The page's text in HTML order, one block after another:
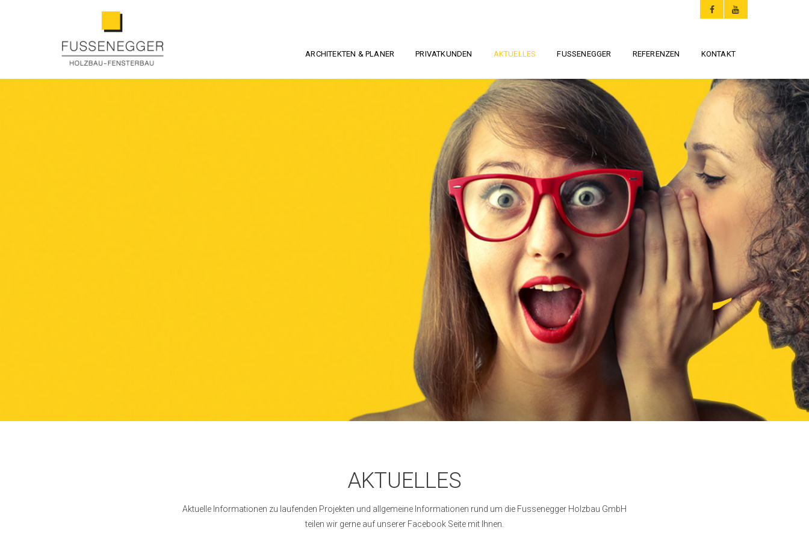
ARCHITEKTEN & PLANER PRIVATKUNDEN AKTUELLES FUSSENEGGER REFERENZEN KONTAKT
AKTUELLES
Aktuelle Informationen zu laufenden Projekten und allgemeine Informationen rund um die Fussenegger Holzbau GmbH
teilen wir gerne auf unserer Facebook Seite mit Ihnen.